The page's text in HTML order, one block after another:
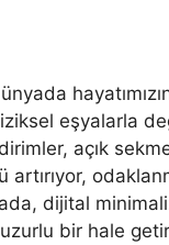
eşyalarla
açık
dijital
bir hale